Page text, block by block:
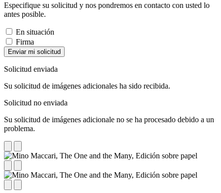
Especifique su solicitud y nos pondremos en contacto con usted lo
antes posible.
En situación
Firma
Enviar mi solicitud
Solicitud enviada
Su solicitud de imágenes adicionales ha sido recibida.
Solicitud no enviada
Su solicitud de imágenes adicionale no se ha procesado debido a un
problema.